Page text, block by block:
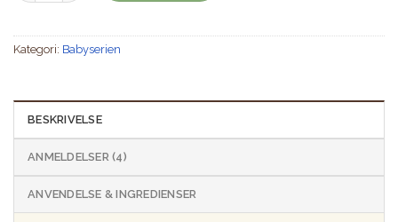
Kategori: Babyserien
BESKRIVELSE
ANMELDELSER (4)
ANVENDELSE & INGREDIENSER